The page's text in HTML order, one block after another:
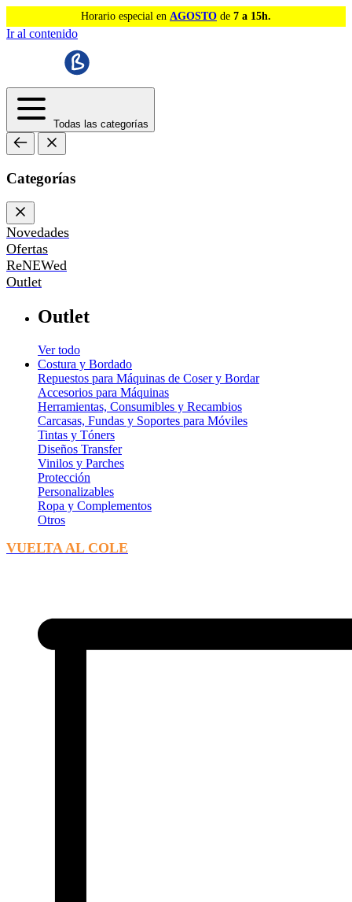
Horario especial en AGOSTO de 7 a 15h.
Ir al contenido
Todas las categorías
Categorías
Novedades
Ofertas
ReNEWed
Outlet
Outlet
Ver todo
Costura y Bordado
Repuestos para Máquinas de Coser y Bordar
Accesorios para Máquinas
Herramientas, Consumibles y Recambios
Carcasas, Fundas y Soportes para Móviles
Tintas y Tóners
Diseños Transfer
Vinilos y Parches
Protección
Personalizables
Ropa y Complementos
Otros
VUELTA AL COLE